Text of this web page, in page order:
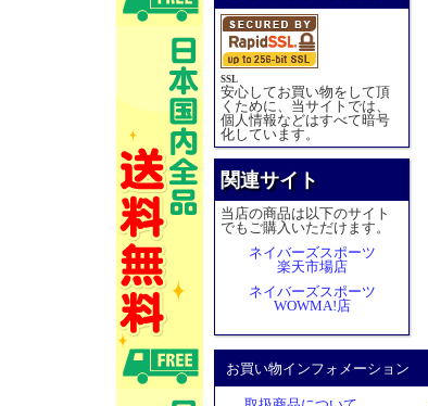
SSL
安心してお買い物をして頂
くために、当サイトでは、
個人情報などはすべて暗号
化しています。
関連サイト
当店の商品は以下のサイト
でもご購入いただけます。
ネイバーズスポーツ
楽天市場店
ネイバーズスポーツ
WOWMA!店
お買い物インフォメーション